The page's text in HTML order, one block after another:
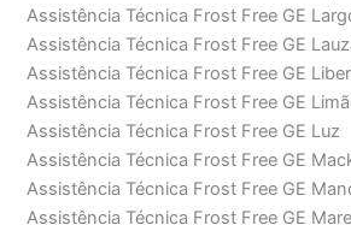
Assistência Técnica Frost Free GE
Assistência Técnica Frost Free GE
Assistência Técnica Frost Free GE
Assistência Técnica Frost Free GE
Assistência Técnica Frost Free GE Luz
Assistência Técnica Frost Free GE
Assistência Técnica Frost Free GE
Assistência Técnica Frost Free GE